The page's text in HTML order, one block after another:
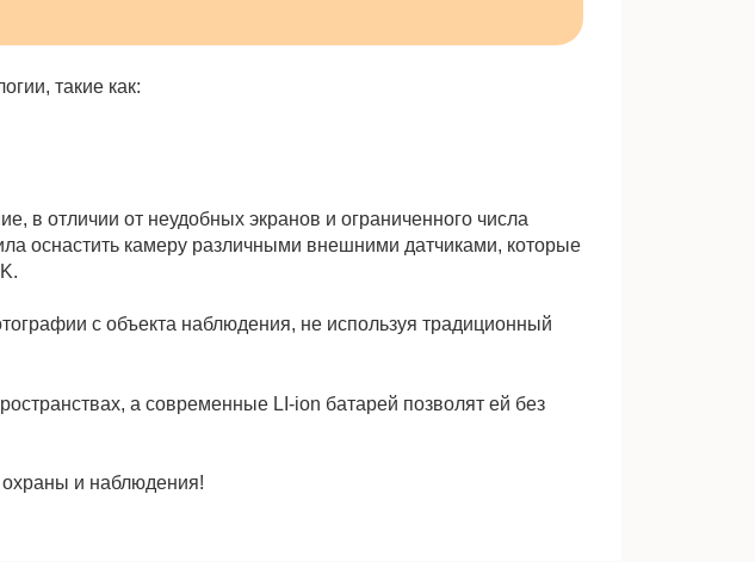
такие как:
в отличии от неудобных экранов и ограниченного числа
оснастить камеру различными внешними датчиками, которые
с объекта наблюдения, не используя традиционный
а современные LI-ion батарей позволят ей без
и наблюдения!